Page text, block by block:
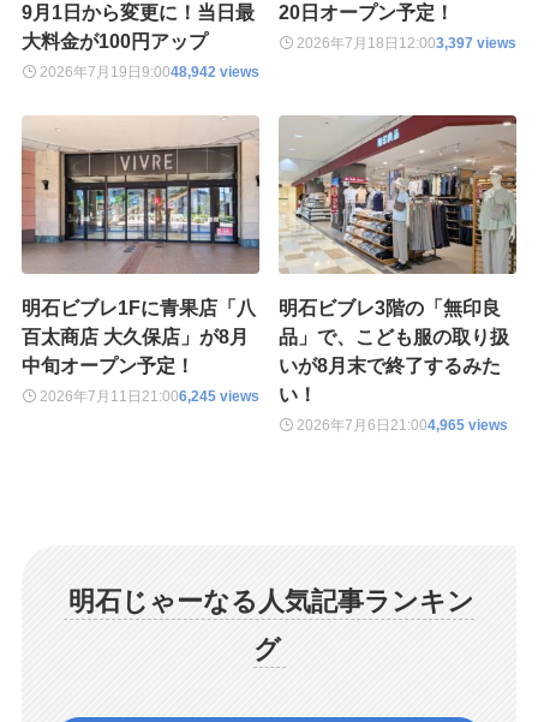
9月1日から変更に！当日最
大料金が100円アップ
2026年7月19日9:0048,942 views
20日オープン予定！
2026年7月18日 12:003,397 views
明石ビブレ1Fに青果店「八
百太商店 大久保店」が8月
中旬オープン予定！
2026年7月11日 21:006,245 views
明石ビブレ3階の「無印良
品」で、こども服の取り扱
いが8月末で終了するみた
い！
2026年7月6日 21:004,965 views
明石じゃーなる人気記事ランキン
グ